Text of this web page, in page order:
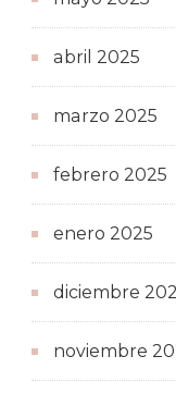
abril 2025
marzo 2025
febrero 2025
enero 2025
diciembre
noviembre